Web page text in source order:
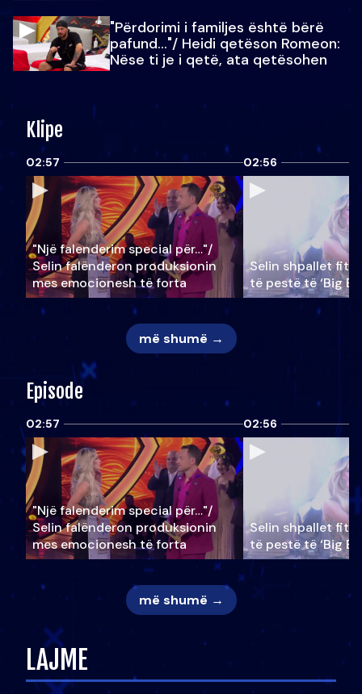
"Përdorimi i familjes është bërë
pafund…"/ Heidi qetëson Romeon:
Nëse ti je i qetë, ata qetësohen
Klipe
02:57
"Një falenderim special për…"/
Selin falënderon produksionin
mes emocionesh të forta
02:56
Selin shpallet
të pestë të ‘Big
më shumë →
Episode
02:57
"Një falenderim special për…"/
Selin falënderon produksionin
mes emocionesh të forta
02:56
Selin shpallet
të pestë të ‘Big
më shumë →
LAJME